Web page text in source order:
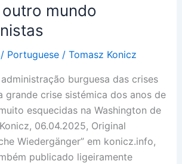
mundo
/ Portuguese/ Tomasz Konicz
burguesa das crises
grande crise sistémica dos anos de
esquecidas na Washington de
06.04.2025, Original
Wiedergänger” em konicz.info,
publicado ligeiramente